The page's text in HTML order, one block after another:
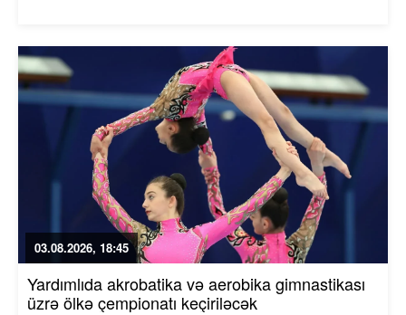
03.08.2026, 18:45
Yardımlıda akrobatika və aerobika gimnastikası
üzrə ölkə çempionatı keçiriləcək